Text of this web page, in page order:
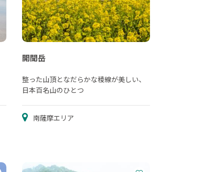
開聞岳
整った山頂となだらかな稜線が美しい、
日本百名山のひとつ
南薩摩エリア